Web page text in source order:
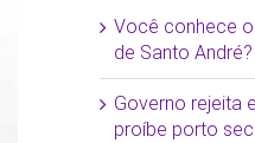
Você conhece o
de Santo André?
Governo rejeita
proíbe porto